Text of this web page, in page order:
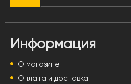
Информация
О магазине
Оплата и доставка